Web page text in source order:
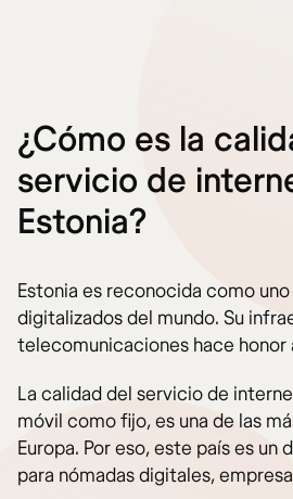
¿Cómo es la
servicio de
Estonia?
Estonia es reconocida como
digitalizados del mundo. Su
telecomunicaciones hace honor
La calidad del servicio de
móvil como fijo, es una de las
Europa. Por eso, este país es
para nómadas digitales,